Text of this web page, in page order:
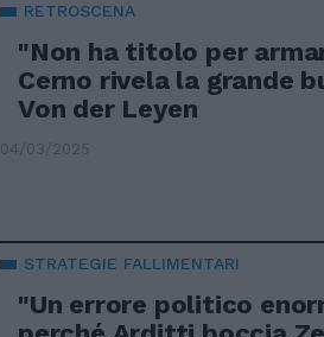
RETROSCENA
"Non ha titolo per
Cerno rivela la grande
Von der Leyen
04/03/2025
STRATEGIE FALLIMENTARI
"Un errore politico